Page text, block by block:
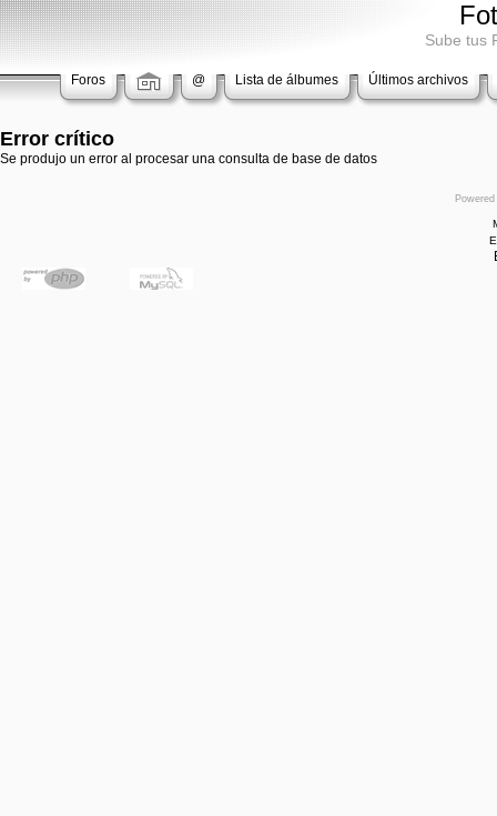
Sube tus
Foros @ Lista de álbumes Últimos archivos
Error crítico
Se produjo un error al procesar una consulta de base de datos